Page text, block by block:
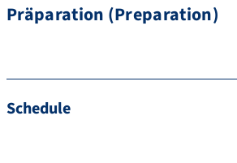
Präparation (Preparation)
Schedule